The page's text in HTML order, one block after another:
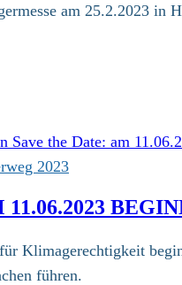
am 25.2.2023 in
2023
11.06.2023
Klimagerechtigkeit
führen.